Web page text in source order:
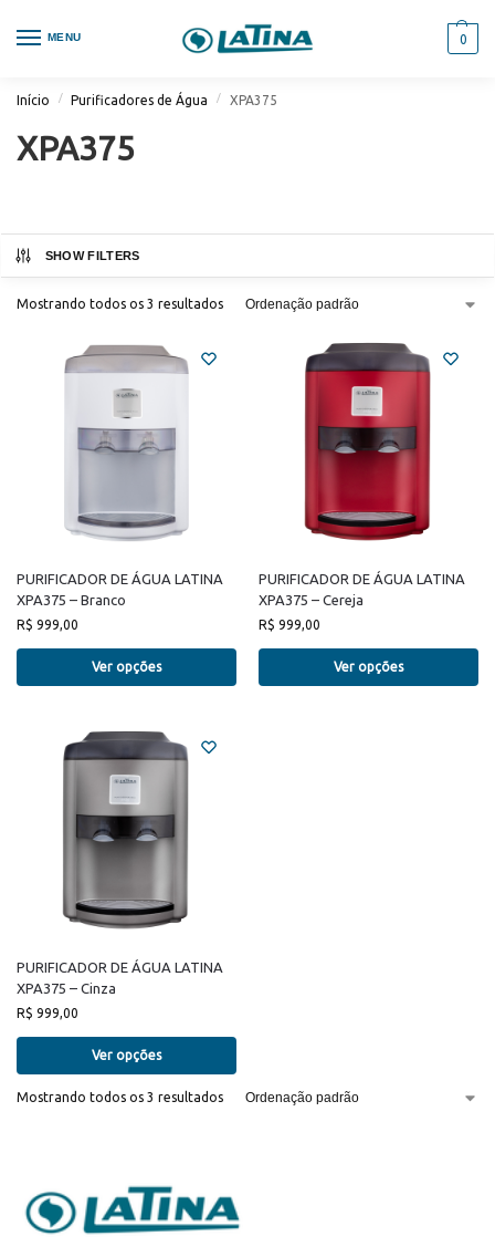
MENU 0
Início / Purificadores de Água / XPA375
XPA375
SHOW FILTERS
Mostrando todos os 3 resultados
PURIFICADOR DE ÁGUA LATINA
XPA375 – Branco
R$ 999,00
Ver opções
PURIFICADOR DE ÁGUA LATINA
XPA375 – Cereja
R$ 999,00
Ver opções
PURIFICADOR DE ÁGUA LATINA
XPA375 – Cinza
R$ 999,00
Ver opções
Mostrando todos os 3 resultados